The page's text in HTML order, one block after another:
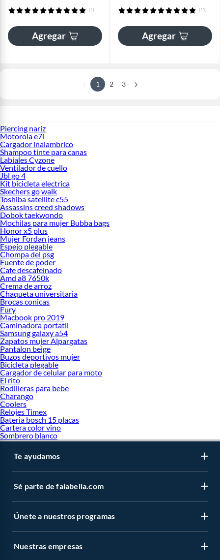
(1)
Agregar
(15)
Agregar
1 2 3
Piercing nariz
Motorola e7i
Cargador inalambrico
Shampoo tinte para canas
Labiales Cyzone
Ventilador de cuello
Jbl go 4
Kit bicicleta electrica
Skechers go walk
Toshiba satellite c55
Assassins creed shadows
Dobok taekwondo
Mochilas para mujer Bubba bags
Honor x5 plus
Mujer Fordan jeans
Espejo plegable
Chompa del psg
Fuente de poder
Cafe descafeinado
Amd a8 7650k
Crema de arroz
Chaqueta universitaria
Brocas conicas
Fury
Macbook pro 2019
Caminadora portatil
Samsung galaxy a54
Zapatos mujer Alpargatas
Pantalon beige
Buzos deportivos mujer
Bicicleta plegable
Cargador de celular para moto
El rito
Rodilleras para bebe
Charango
Coolers
Relojes Timex
Bateria bosch 15 placas
Cartera color vino
Sombrero blanco
Te ayudamos
Sé parte de falabella.com
Únete a nuestros programas
Nuestras empresas